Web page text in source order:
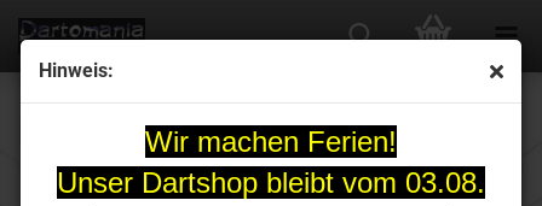
Hinweis:
Wir machen Ferien!
Unser Dartshop bleibt vom 03.08.
RD Zubehör